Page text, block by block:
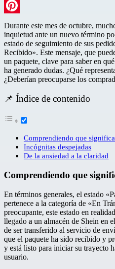
LinkedIn
Pinterest
Durante este mes de octubre,
inquietud ante un nuevo término
estado de seguimiento de sus
Recibido». Este mensaje, que
un paquete, clave para saber en
ha generado dudas. ¿Qué
¿Deberían preocuparse los
📌 Índice de contenido
Comprendiendo que significa
Incógnitas despejadas
De la ansiedad a la claridad
Comprendiendo que
En términos generales, el estado
pertenece a la categoría de «En
preocupante, este estado en
llegado a un almacén de Shein en
de ser transferido al servicio de
que el paquete ha sido recibido y
y está listo para iniciar su trayecto
usuario.